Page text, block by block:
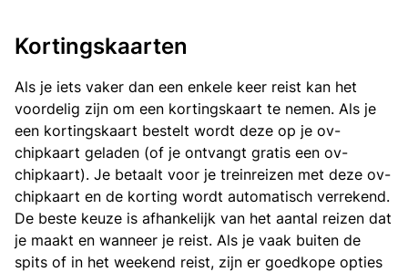
Kortingskaarten
Als je iets vaker dan een enkele keer reist kan het
voordelig zijn om een kortingskaart te nemen. Als je
een kortingskaart bestelt wordt deze op je ov-
chipkaart geladen (of je ontvangt gratis een ov-
chipkaart). Je betaalt voor je treinreizen met deze ov-
chipkaart en de korting wordt automatisch verrekend.
De beste keuze is afhankelijk van het aantal reizen dat
je maakt en wanneer je reist. Als je vaak buiten de
spits of in het weekend reist, zijn er goedkope opties